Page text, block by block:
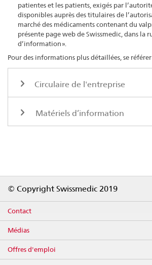
patientes et les patients, exigés par
disponibles auprès des titulaires de
marché des médicaments contenant du
présente page web de Swissmedic, dans la
d’information ».
Pour des informations plus détaillées, se référer
Circulaire de l'entreprise
Matériels d’information
© Copyright Swissmedic 2019
Contact
Médias
Offres d'emploi